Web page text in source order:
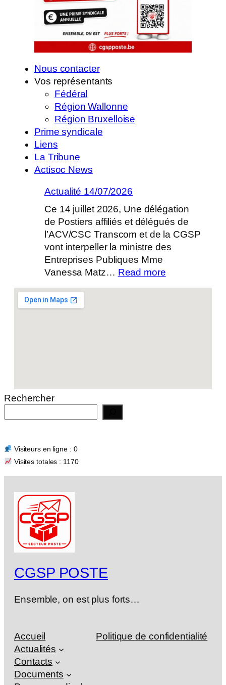
Nous contacter
Vos représentants
Fédéral
Région Wallonne
Région Bruxelloise
Prime syndicale
Liens
La Tribune
Actisoc News
Actualité 14/07/2026
Ce 14 juillet 2026, Une délégation
de Postiers affiliés et délégués de
l’ACV/CSC Transcom et de la CGSP
vont interpeller la ministre des
Entreprises Publiques Mme
Vanessa Matz… Read more:
Rechercher
Visiteurs en ligne : 0
Visites totales : 1170
CGSP POSTE
Ensemble, on est plus forts…
Accueil
Actualités
Contacts
Documents
Politique de confidentialité